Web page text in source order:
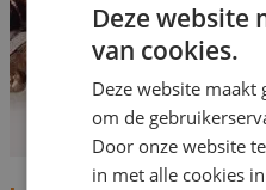
Deze website
van cookies.
Deze website maakt
om de
Door onze website
in met alle cookies